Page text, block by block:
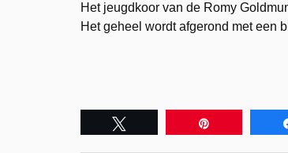
Het jeugdkoor van de Romy
Het geheel wordt afgerond met een